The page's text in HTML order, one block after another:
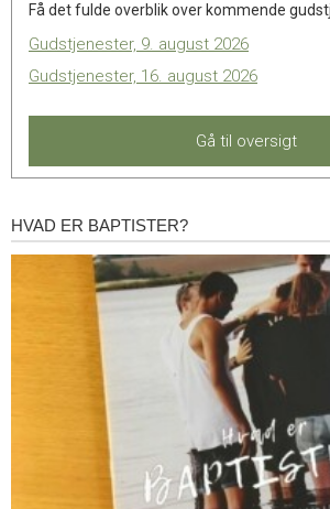
Få det fulde overblik over kommende
Gudstjenester, 9. august 2026
Gudstjenester, 16. august 2026
Gå til oversigt
Hvad
HVAD ER BAPTISTER?